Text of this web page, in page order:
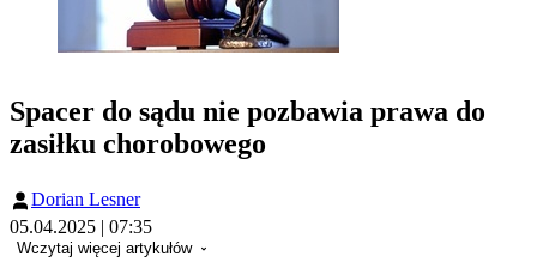
Spacer do sądu nie pozbawia prawa do
zasiłku chorobowego
Dorian Lesner
05.04.2025 | 07:35
Wczytaj więcej artykułów